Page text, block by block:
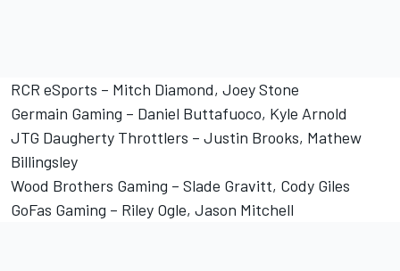
RCR eSports – Mitch Diamond, Joey Stone
Germain Gaming – Daniel Buttafuoco, Kyle Arnold
JTG Daugherty Throttlers – Justin Brooks, Mathew
Billingsley
Wood Brothers Gaming – Slade Gravitt, Cody Giles
GoFas Gaming – Riley Ogle, Jason Mitchell